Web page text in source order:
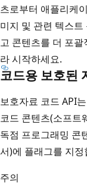
츠로부터 애플리케
미지 및 관련 텍스
고 콘텐츠를 더 포
라 시작하세요.
코드용 보호된
보호자료 코드 API
코드 콘텐츠(소프트
독점 프로그래밍 콘
서)에 플래그를 지정
주의